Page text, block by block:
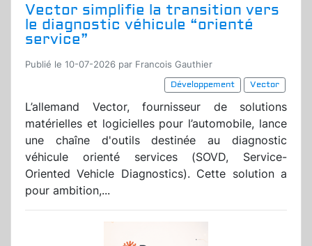
Vector simplifie la transition vers
le diagnostic véhicule “orienté
service”
Publié le 10-07-2026 par Francois Gauthier
Développement
Vector
L’allemand Vector, fournisseur de solutions
matérielles et logicielles pour l’automobile, lance
une chaîne d'outils destinée au diagnostic
véhicule orienté services (SOVD, Service-
Oriented Vehicle Diagnostics). Cette solution a
pour ambition,...